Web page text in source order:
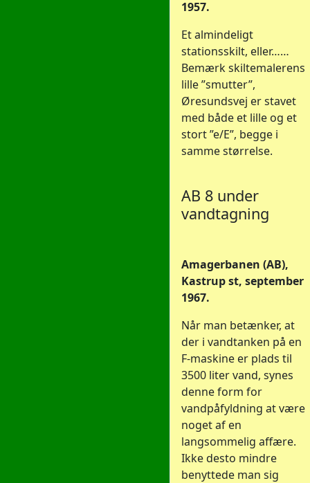
1957.
Et almindeligt
stationsskilt, eller……
Bemærk skiltemalerens
lille ”smutter”,
Øresundsvej er stavet
med både et lille og et
stort ”e/E”, begge i
samme størrelse.
AB 8 under
vandtagning
Amagerbanen (AB),
Kastrup st, september
1967.
Når man betænker, at
der i vandtanken på en
F-maskine er plads til
3500 liter vand, synes
denne form for
vandpåfyldning at være
noget af en
langsommelig affære.
Ikke desto mindre
benyttede man sig